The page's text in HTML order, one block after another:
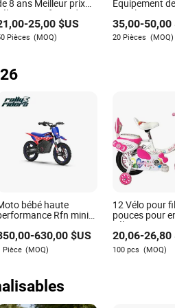
les économies de coûts,
d'offrir des prix compétitifs et
que les vélos répondent
réputés et demandez des
des produits pour les régions
vous opérez.
de commande pour les
ont une exigence de
varier en fonction du
spécifiques de vente.
8 ans Meilleur prix
vélo pour enfants de 5
10 ans
-25,00$US
Pièces (MOQ)
Équipement
pour la
Gymnastique
Produits de
roulant
35,00-50,00
20 Pièces (MOQ)
bébé haute
Rfn mini
vélo de terre en
-630,00$US
Pièce (MOQ)
12 Vélo pour
pouces pour
vélo avec
ligne pour
20,06-26,80
100 pcs (MOQ)